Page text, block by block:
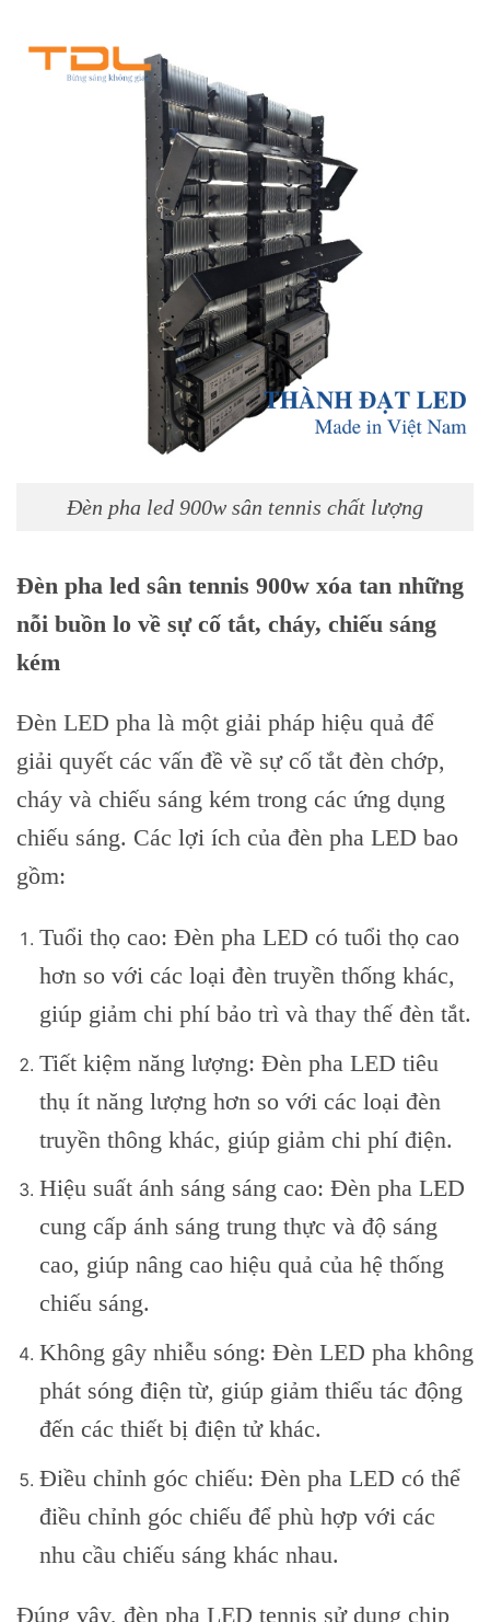
Đèn pha led 900w sân tennis chất lượng
Đèn pha led sân tennis 900w xóa tan những
nỗi buồn lo về sự cố tắt, cháy, chiếu sáng
kém
Đèn LED pha là một giải pháp hiệu quả để
giải quyết các vấn đề về sự cố tắt đèn chớp,
cháy và chiếu sáng kém trong các ứng dụng
chiếu sáng. Các lợi ích của đèn pha LED bao
gồm:
Tuổi thọ cao: Đèn pha LED có tuổi thọ cao
hơn so với các loại đèn truyền thống khác,
giúp giảm chi phí bảo trì và thay thế đèn tắt.
Tiết kiệm năng lượng: Đèn pha LED tiêu
thụ ít năng lượng hơn so với các loại đèn
truyền thông khác, giúp giảm chi phí điện.
Hiệu suất ánh sáng sáng cao: Đèn pha LED
cung cấp ánh sáng trung thực và độ sáng
cao, giúp nâng cao hiệu quả của hệ thống
chiếu sáng.
Không gây nhiễu sóng: Đèn LED pha không
phát sóng điện từ, giúp giảm thiểu tác động
đến các thiết bị điện tử khác.
Điều chỉnh góc chiếu: Đèn pha LED có thể
điều chỉnh góc chiếu để phù hợp với các
nhu cầu chiếu sáng khác nhau.
Đúng vậy, đèn pha LED tennis sử dụng chip